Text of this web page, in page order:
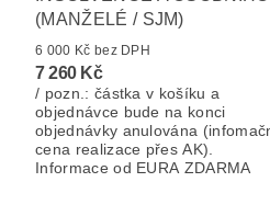
(MANŽELÉ / SJM)
6 000 Kč bez DPH
7 260 Kč
/ pozn.: částka v košíku a
objednávce bude na konci
objednávky anulována
cena realizace přes AK).
Informace od EURA ZDARMA